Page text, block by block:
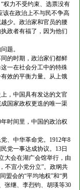
权力不受约束、选票没有
该在政治上不与民不争高
少。政治家和官员的腰
政者有福了，因为他们
题。
的时期，政治家们都鲜
一在社会分工中的特殊
效的平衡力量。从上饿
，中国具有发达的文官
国家政权更迭的唯一渠
时间里，中国的政治权
、中华革命党。1912年8
党一事达成协议。13日
大会在湖广会馆举行，由
不宜小党分立”。政纲共
盟会的“平均地权”和“男
张继、李烈钧、胡瑛等30